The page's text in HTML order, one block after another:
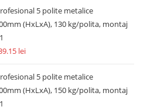
5 polite metalice
(HxLxA), 130 kg/polita, montaj
lei
5 polite metalice
(HxLxA), 150 kg/polita, montaj